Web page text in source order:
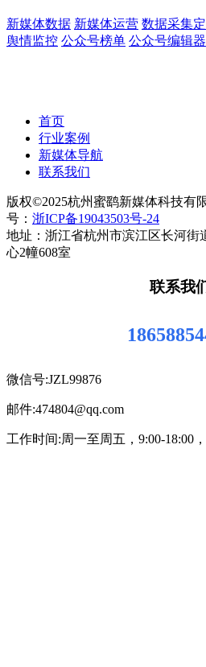
新媒体数据 新媒体运营 数据采集定
舆情监控 公众号榜单 公众号编辑器
首页
行业案例
新媒体导航
联系我们
版权©2025杭州蜜鹞新媒体科技有
号： 浙ICP备19043503号-24
地址：浙江省杭州市滨江区长河街
心2幢608室
联系我
微信号:JZL99876
邮件:474804@qq.com
工作时间:周一至周五，9:00-18:00